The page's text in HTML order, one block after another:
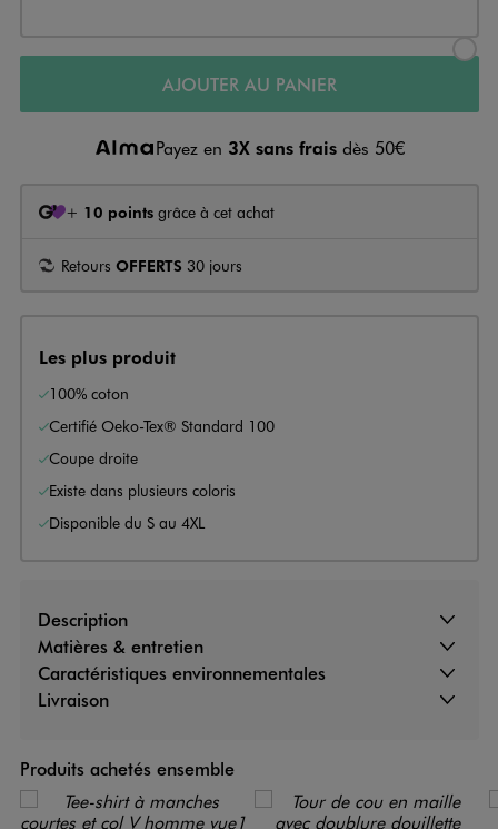
AJOUTER AU PANIER
Payez en 3X sans frais dès 50€
+ 10 points grâce à cet achat
Retours OFFERTS 30 jours
Les plus produit
100% coton
Certifié Oeko-Tex® Standard 100
Coupe droite
Existe dans plusieurs coloris
Disponible du S au 4XL
Description
Matières & entretien
Caractéristiques environnementales
Livraison
Produits achetés ensemble